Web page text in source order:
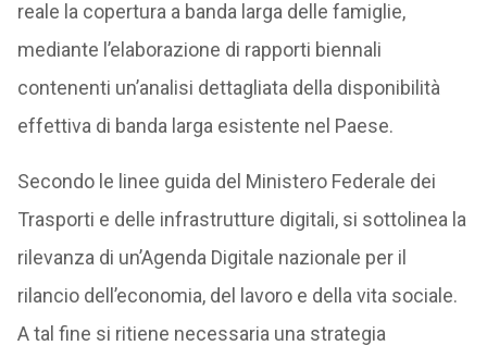
reale la copertura a banda larga delle famiglie,
mediante l’elaborazione di rapporti biennali
contenenti un’analisi dettagliata della disponibilità
effettiva di banda larga esistente nel Paese.
Secondo le linee guida del Ministero Federale dei
Trasporti e delle infrastrutture digitali, si sottolinea la
rilevanza di un’Agenda Digitale nazionale per il
rilancio dell’economia, del lavoro e della vita sociale.
A tal fine si ritiene necessaria una strategia